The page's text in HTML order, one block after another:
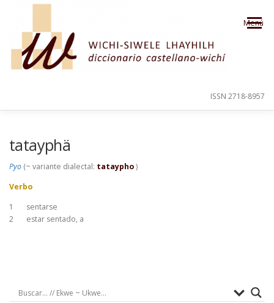
Saltar al contenido
Menú
ISSN 2718-8957
tatayphä
Pyo (~ variante dialectal: tataypho)
Verbo
1
sentarse
2
estar sentado, a